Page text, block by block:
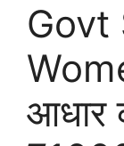
Govt
आधार